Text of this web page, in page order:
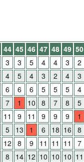
44 45 46 47 48 49 50
3 3 5 4 4 3 2
4 5 4 3 2 4 3
6 6 6 5 5 5 4
7 1 10 8 7 8 5
11 9 11 9 9 9 1
5 13 1 6 18 16 8
12 8 9 11 11 11 7
8 14 12 10 10 10 11